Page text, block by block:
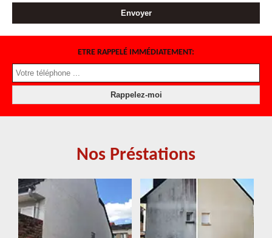
ETRE RAPPELÉ IMMÉDIATEMENT:
Nos Préstations